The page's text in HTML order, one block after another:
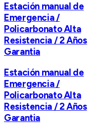
Estación manual de
Emergencia /
Policarbonato Alta
Resistencia / 2 Años
Garantia
Estación manual de
Emergencia /
Policarbonato Alta
Resistencia / 2 Años
Garantia